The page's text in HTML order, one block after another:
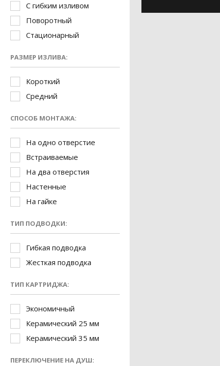
С гибким изливом
Поворотный
Стационарный
РАЗМЕР ИЗЛИВА:
Короткий
Средний
СПОСОБ МОНТАЖА:
На одно отверстие
Встраиваемые
На два отверстия
Настенные
На гайке
ТИП ПОДВОДКИ:
Гибкая подводка
Жесткая подводка
ТИП КАРТРИДЖА:
Экономичный
Керамический 25 мм
Керамический 35 мм
ПЕРЕКЛЮЧЕНИЕ НА ДУШ: